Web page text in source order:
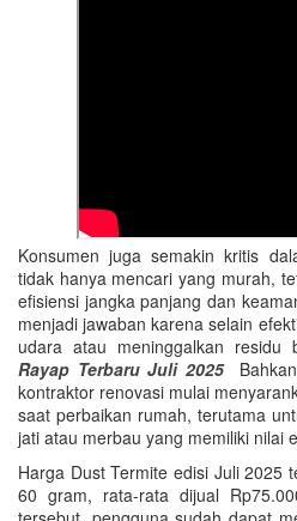
Konsumen juga semakin kritis
tidak hanya mencari yang murah,
efisiensi jangka panjang dan
menjadi jawaban karena selain
udara atau meninggalkan residu
Rayap Terbaru Juli 2025Bahkan
kontraktor renovasi mulai
saat perbaikan rumah, terutama
jati atau merbau yang memiliki nilai
Harga Dust Termite edisi Juli 2025
60 gram, rata-rata dijual